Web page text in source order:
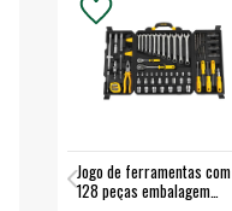
Jogo de ferramentas com
128 peças embalagem